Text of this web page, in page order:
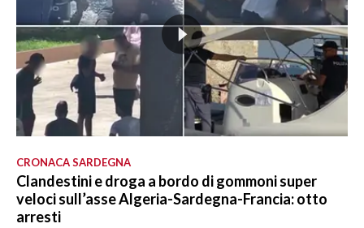
CRONACA SARDEGNA
Clandestini e droga a bordo di gommoni super
veloci sull’asse Algeria-Sardegna-Francia: otto
arresti